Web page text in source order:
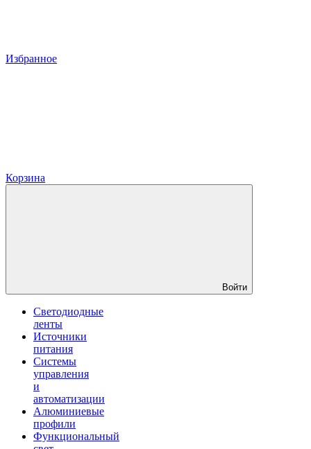
Избранное
Корзина
Войти
Светодиодные
ленты
Источники
питания
Системы
управления
и
автоматизации
Алюминиевые
профили
Функциональный